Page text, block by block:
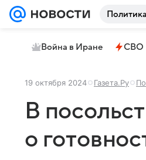
Политика
Война в Иране СВО
19 октября 2024 Газета.Ру
В
о